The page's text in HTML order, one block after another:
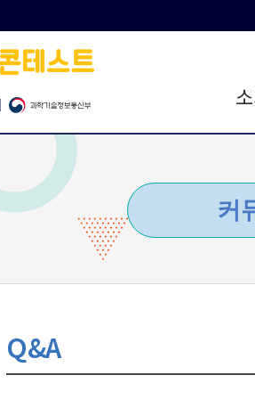
커
Q&A